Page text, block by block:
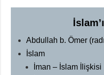
Abdullah b. Ömer
İslam
İman – İslam İlişkisi